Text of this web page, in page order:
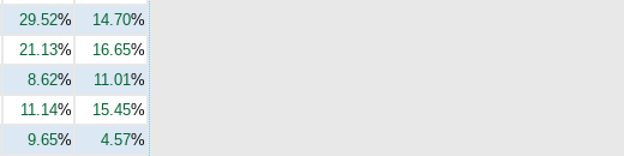
29.52% 14.70%
21.13% 16.65%
8.62% 11.01 %
11.14% 15.45%
9.65% 4.57%